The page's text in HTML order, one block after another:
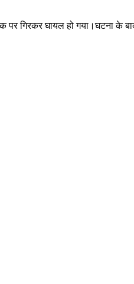
पर गिरकर घायल हो गया।घटना के